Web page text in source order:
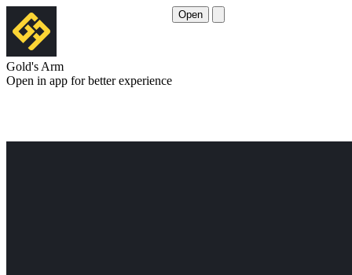
Gold's Arm
Open in app for better experience
Open